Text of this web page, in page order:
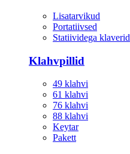
Lisatarvikud
Portatiivsed
Statiividega klaverid
Klahvpillid
49 klahvi
61 klahvi
76 klahvi
88 klahvi
Keytar
Pakett